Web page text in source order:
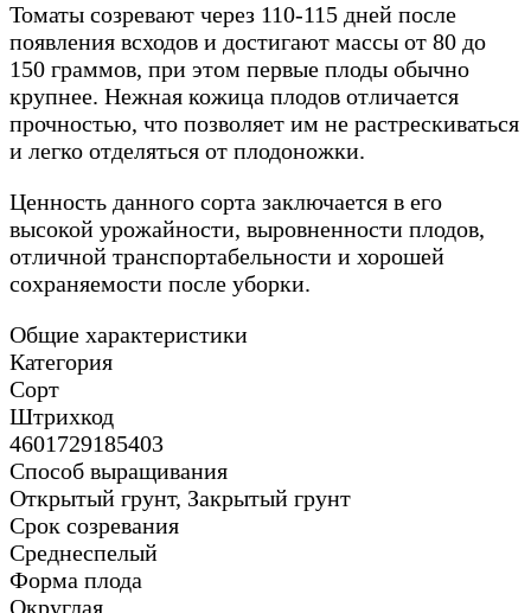
Томаты созревают через 110-115 дней после
появления всходов и достигают массы от 80 до
150 граммов, при этом первые плоды обычно
крупнее. Нежная кожица плодов отличается
прочностью, что позволяет им не растрескиваться
и легко отделяться от плодоножки.
Ценность данного сорта заключается в его
высокой урожайности, выровненности плодов,
отличной транспортабельности и хорошей
сохраняемости после уборки.
Общие характеристики
Категория
Сорт
Штрихкод
4601729185403
Способ выращивания
Открытый грунт, Закрытый грунт
Срок созревания
Среднеспелый
Форма плода
Округлая